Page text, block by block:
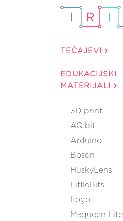
TEČAJEVI
EDUKACIJSKI
MATERIJALI
3D print
AQ:bit
Arduino
Boson
HuskyLens
LittleBits
Logo
Maqueen Lite